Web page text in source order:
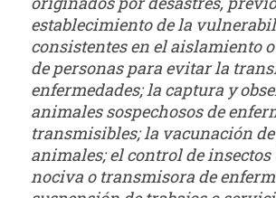
establecimiento de la
consistentes en el aislamiento
de personas para evitar la
enfermedades; la captura y
animales sospechosos de
transmisibles; la vacunación
animales; el control de
nociva o transmisora de